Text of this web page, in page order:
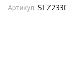
Артикул: